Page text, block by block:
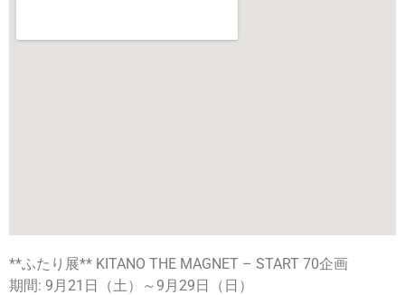
**ふたり展** KITANO THE MAGNET – START 70企画
期間: 9月21日（土）～9月29日（日）